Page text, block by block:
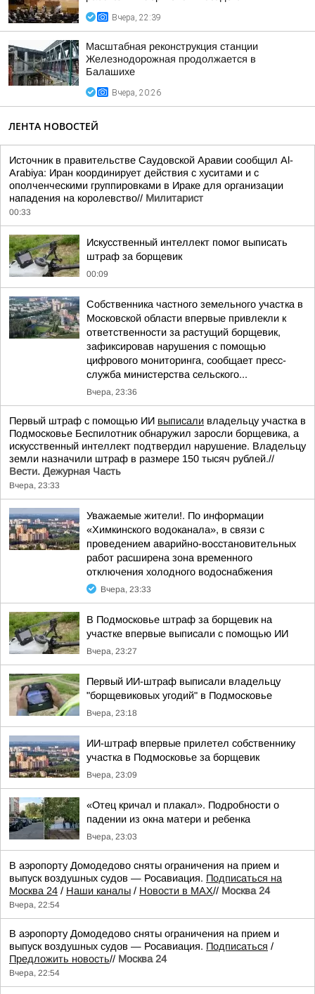
Вчера, 22:39
Масштабная реконструкция станции
Железнодорожная продолжается в
Балашихе
Вчера, 20:26
ЛЕНТА НОВОСТЕЙ
Источник в правительстве Саудовской Аравии сообщил Al-
Arabiya: Иран координирует действия с хуситами и с
ополченческими группировками в Ираке для организации
нападения на королевство// Милитарист
00:33
Искусственный интеллект помог выписать
штраф за борщевик
00:09
Собственника частного земельного участка в
Московской области впервые привлекли к
ответственности за растущий борщевик,
зафиксировав нарушения с помощью
цифрового мониторинга, сообщает пресс-
служба министерства сельского...
Вчера, 23:36
Первый штраф с помощью ИИ выписали владельцу участка в
Подмосковье Беспилотник обнаружил заросли борщевика, а
искусственный интеллект подтвердил нарушение. Владельцу
земли назначили штраф в размере 150 тысяч рублей.//
Вести. Дежурная Часть
Вчера, 23:33
Уважаемые жители!. По информации
«Химкинского водоканала», в связи с
проведением аварийно-восстановительных
работ расширена зона временного
отключения холодного водоснабжения
Вчера, 23:33
В Подмосковье штраф за борщевик на
участке впервые выписали с помощью ИИ
Вчера, 23:27
Первый ИИ-штраф выписали владельцу
"борщевиковых угодий" в Подмосковье
Вчера, 23:18
ИИ-штраф впервые прилетел собственнику
участка в Подмосковье за борщевик
Вчера, 23:09
«Отец кричал и плакал». Подробности о
падении из окна матери и ребенка
Вчера, 23:03
В аэропорту Домодедово сняты ограничения на прием и
выпуск воздушных судов — Росавиация. Подписаться на
Москва 24 / Наши каналы / Новости в MAX// Москва 24
Вчера, 22:54
В аэропорту Домодедово сняты ограничения на прием и
выпуск воздушных судов — Росавиация. Подписаться /
Предложить новость// Москва 24
Вчера, 22:54